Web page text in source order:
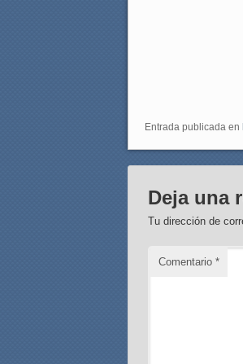
Entrada publicada en
Deja una
Tu dirección de
Comentario*